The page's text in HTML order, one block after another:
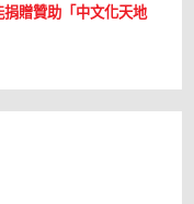
贈贊助「中文化天地